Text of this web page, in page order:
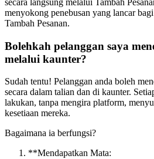
menyokong penebusan yang lancar
Tambah Pesanan.
Bolehkah pelanggan saya
melalui kaunter?
Sudah tentu! Pelanggan anda boleh
secara dalam talian dan di kaunter.
lakukan, tanpa mengira platform,
kesetiaan mereka.
Bagaimana ia berfungsi?
**Mendapatkan Mata: